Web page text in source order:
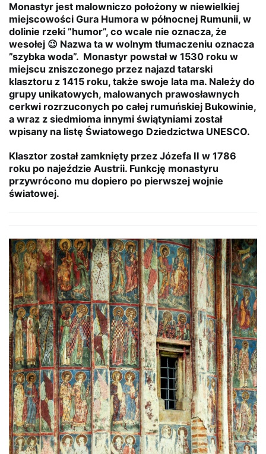
Monastyr jest malowniczo położony w niewielkiej
miejscowości Gura Humora w północnej Rumunii, w
dolinie rzeki ”humor”, co wcale nie oznacza, że
wesołej 😉 Nazwa ta w wolnym tłumaczeniu oznacza
”szybka woda”. Monastyr powstał w 1530 roku w
miejscu zniszczonego przez najazd tatarski
klasztoru z 1415 roku, także swoje lata ma. Należy do
grupy unikatowych, malowanych prawosławnych
cerkwi rozrzuconych po całej rumuńskiej Bukowinie,
a wraz z siedmioma innymi świątyniami został
wpisany na listę Światowego Dziedzictwa UNESCO.
Klasztor został zamknięty przez Józefa II w 1786
roku po najeździe Austrii. Funkcję monastyru
przywrócono mu dopiero po pierwszej wojnie
światowej.